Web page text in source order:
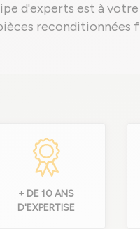
d'experts est à
reconditionnées
+ DE 10 ANS
D'EXPERTISE